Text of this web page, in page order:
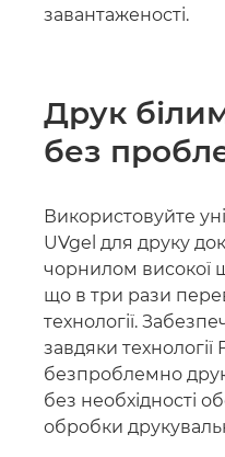
завантаженості.
Друк
без
Використовуйте
UVgel для друку
чорнилом високої
що в три рази
технології.
завдяки технології
безпроблемно
без необхідності
обробки